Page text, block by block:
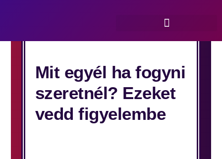
Mit egyél ha fogyni
szeretnél? Ezeket
vedd figyelembe